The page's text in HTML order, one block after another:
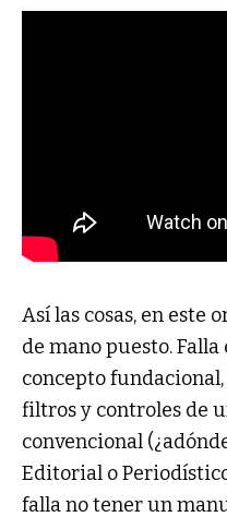
Así las cosas, en este
de mano puesto.
concepto
filtros y controles de
convencional
Editorial o
falla no tener un